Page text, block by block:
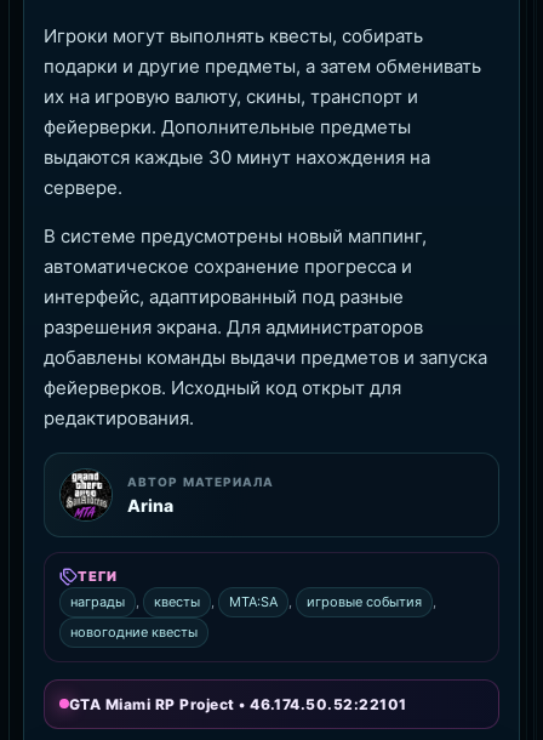
Игроки могут выполнять квесты, собирать
подарки и другие предметы, а затем обменивать
их на игровую валюту, скины, транспорт и
фейерверки. Дополнительные предметы
выдаются каждые 30 минут нахождения на
сервере.
В системе предусмотрены новый маппинг,
автоматическое сохранение прогресса и
интерфейс, адаптированный под разные
разрешения экрана. Для администраторов
добавлены команды выдачи предметов и запуска
фейерверков. Исходный код открыт для
редактирования.
АВТОР МАТЕРИАЛА
Arina
ТЕГИ
награды
квесты MTA:SA игровые события
новогодние квесты
GTA Miami RP Project • 46.174.50.52:22101